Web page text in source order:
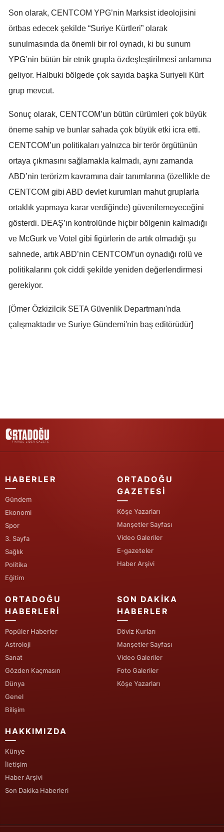
Son olarak, CENTCOM YPG’nin Marksist ideolojisini
örtbas edecek şekilde “Suriye Kürtleri” olarak
sunulmasında da önemli bir rol oynadı, ki bu sunum
YPG’nin bütün bir etnik grupla özdeşleştirilmesi anlamına
geliyor. Halbuki bölgede çok sayıda başka Suriyeli Kürt
grup mevcut.
Sonuç olarak, CENTCOM’un bütün cürümleri çok büyük
öneme sahip ve bunlar sahada çok büyük etki icra etti.
CENTCOM’un politikaları yalnızca bir terör örgütünün
ortaya çıkmasını sağlamakla kalmadı, aynı zamanda
ABD’nin terörizm kavramına dair tanımlarına (özellikle de
CENTCOM gibi ABD devlet kurumları mahut gruplarla
ortaklık yapmaya karar verdiğinde) güvenilemeyeceğini
gösterdi. DEAŞ’ın kontrolünde hiçbir bölgenin kalmadığı
ve McGurk ve Votel gibi figürlerin de artık olmadığı şu
sahnede, artık ABD’nin CENTCOM’un oynadığı rolü ve
politikalarını çok ciddi şekilde yeniden değerlendirmesi
gerekiyor.
[Ömer Özkizilcik SETA Güvenlik Departmanı'nda
çalışmaktadır ve Suriye Gündemi'nin baş editörüdür]
HABERLER
Gündem
Ekonomi
Spor
3. Sayfa
Sağlık
Politika
Eğitim
ORTADOĞU
GAZETESI
Köşe Yazarları
Manşetler Sayfası
Video Galeriler
E-gazeteler
Haber Arşivi
ORTADOĞU
HABERLERI
Popüler Haberler
Astroloji
Sanat
Gözden Kaçmasın
Dünya
Genel
Bilişim
SON DAKIKA
HABERLER
Döviz Kurları
Manşetler Sayfası
Video Galeriler
Foto Galeriler
Köşe Yazarları
HAKKIMIZDA
Künye
İletişim
Haber Arşivi
Son Dakika Haberleri